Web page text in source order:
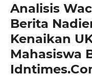
Analisis
Berita
Kenaikan
Mahasiswa